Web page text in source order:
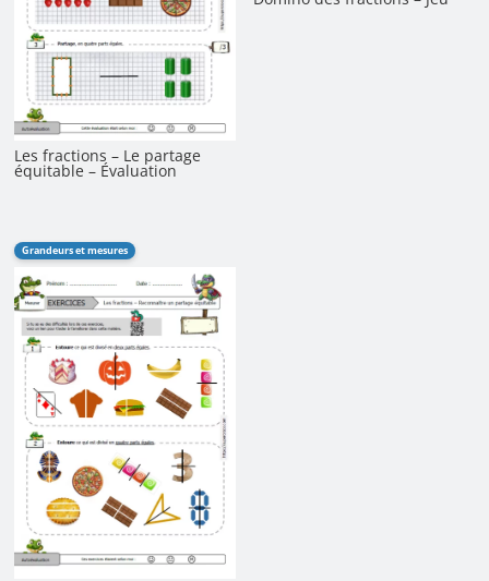
Les fractions – Le partage
équitable – Évaluation
Grandeurs et mesures